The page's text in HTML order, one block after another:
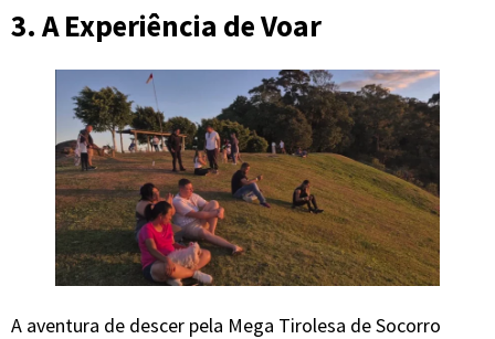
3. A Experiência de Voar
A aventura de descer pela Mega Tirolesa de Socorro